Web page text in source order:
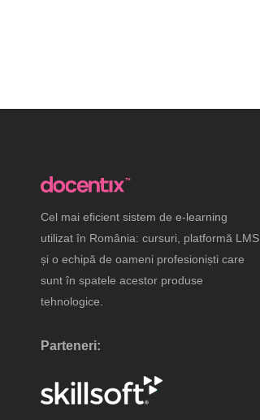
Cel mai eficient sistem de e-learning
utilizat în România: cursuri, platformă LMS
și o echipă de oameni profesioniști care
sunt în spatele acestor produse
tehnologice.
Parteneri: